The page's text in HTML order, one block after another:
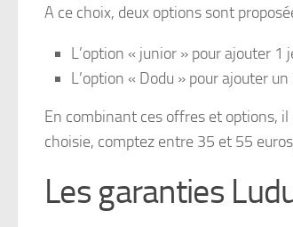
A ce choix, deux options sont
L’option « junior » pour ajouter 1
L’option « Dodu » pour ajouter
En combinant ces offres et options,
choisie, comptez entre 35 et 55
Les garanties